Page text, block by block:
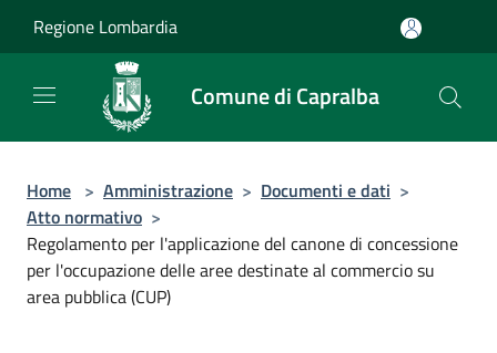
Regione Lombardia
Comune di Capralba
Home > Amministrazione > Documenti e dati >
Atto normativo >
Regolamento per l'applicazione del canone di concessione
per l'occupazione delle aree destinate al commercio su
area pubblica (CUP)